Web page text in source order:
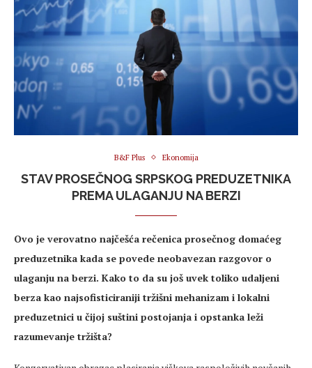
B&F Plus Ekonomija
STAV PROSEČNOG SRPSKOG PREDUZETNIKA
PREMA ULAGANJU NA BERZI
Ovo je verovatno najčešća rečenica prosečnog domaćeg
preduzetnika kada se povede neobavezan razgovor o
ulaganju na berzi. Kako to da su još uvek toliko udaljeni
berza kao najsofisticiraniji tržišni mehanizam i lokalni
preduzetnici u čijoj suštini postojanja i opstanka leži
razumevanje tržišta?